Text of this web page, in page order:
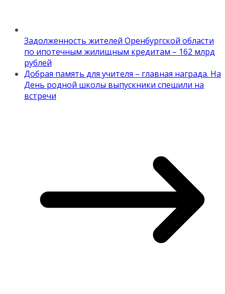
Задолженность жителей Оренбургской области
по ипотечным жилищным кредитам – 162 млрд
рублей
Добрая память для учителя – главная награда. На
День родной школы выпускники спешили на
встречи